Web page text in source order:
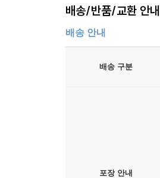
배송/반품/교환 안내
배송 안내
배송 구분
포장 안내